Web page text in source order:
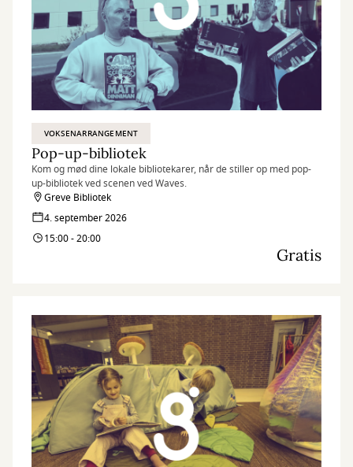
VOKSENARRANGEMENT
Pop-up-bibliotek
Kom og mød dine lokale bibliotekarer, når de stiller op med pop-
up-bibliotek ved scenen ved Waves.
Greve Bibliotek
4. september 2026
15:00 - 20:00
Gratis